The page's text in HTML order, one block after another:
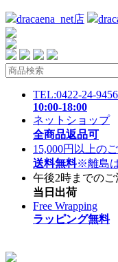
dracaena_net店
TEL:0422-24-9456
10:00-18:00
ネットショップ
全商品返品可
15,000円以上の
送料無料※離島
午後2時までのご
当日出荷
Free Wrapping
ラッピング無料